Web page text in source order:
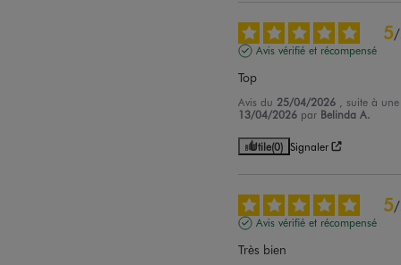
5/
Avis vérifié et récompensé
Top
Avis du 25/04/2026
, suite à
13/04/2026 par Belinda A.
Utile(0) Signaler
5/
Avis vérifié et récompensé
Très bien